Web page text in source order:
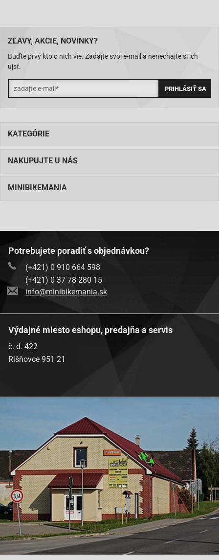
ZĽAVY, AKCIE, NOVINKY?
Buďte prvý kto o nich vie. Zadajte svoj e-mail a nenechajte si ich
ujsť.
KATEGÓRIE
NAKUPUJTE U NÁS
MINIBIKEMANIA
Potrebujete poradiť s objednávkou?
(+421) 0 910 664 598
(+421) 0 37 78 280 15
info@minibikemania.sk
Výdajné miesto eshopu, predajňa a servis
č. d. 422
Rišňovce 951 21